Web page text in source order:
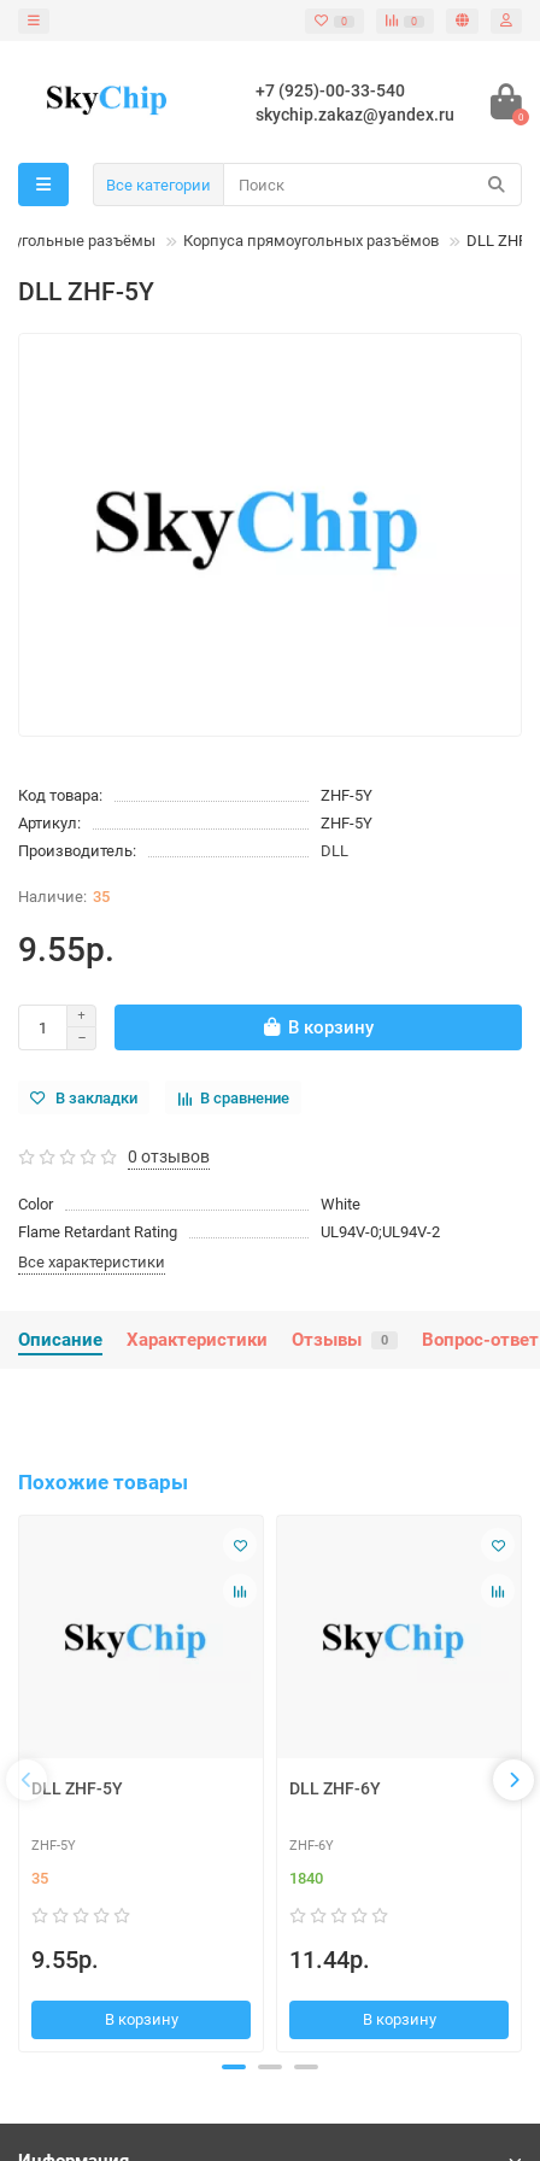
0 0
+7 (925)-00-33-540
skychip.zakaz@yandex.ru
0
Все категории
разъёмы Корпуса прямоугольных разъёмов DLL ZHF-
DLL ZHF-5Y
Код товара:
ZHF-5Y
Артикул:
ZHF-5Y
Производитель:
DLL
35
9.55р.
В корзину
В закладки В сравнение
0 отзывов
Color
White
Flame Retardant Rating
UL94V-0;UL94V-2
Все характеристики
Описание Характеристики Отзывы 0 Вопрос-ответ
Похожие товары
DLL ZHF-5Y
ZHF-5Y
35
9.55р.
В корзину
DLL ZHF-6Y
ZHF-6Y
1840
11.44р.
В корзину